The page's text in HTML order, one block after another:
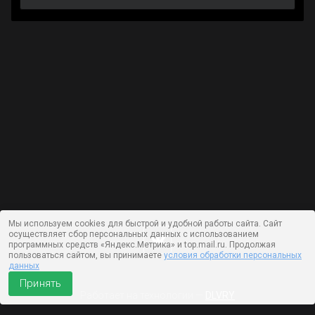
Мы используем cookies для быстрой и удобной работы сайта. Сайт
осуществляет сбор персональных данных с использованием
программных средств «Яндекс.Метрика» и top.mail.ru. Продолжая
пользоваться сайтом, вы принимаете условия обработки персональных
данных
Принять